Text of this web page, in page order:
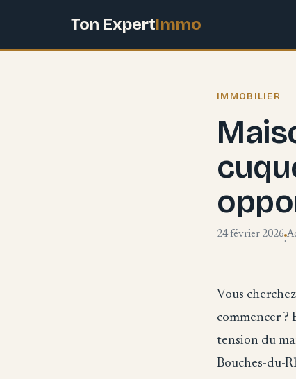
Ton ExpertImmo
IMMOBILIER
24 février 2026
·
Vous
commencer ?
tension du
Bouches-du-